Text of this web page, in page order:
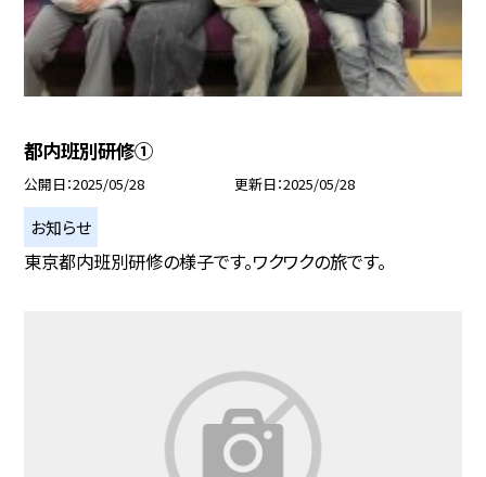
都内班別研修①
公開日 2025/05/28 更新日 2025/05/28
お知らせ
東京都内班別研修の様子です。ワクワクの旅です。